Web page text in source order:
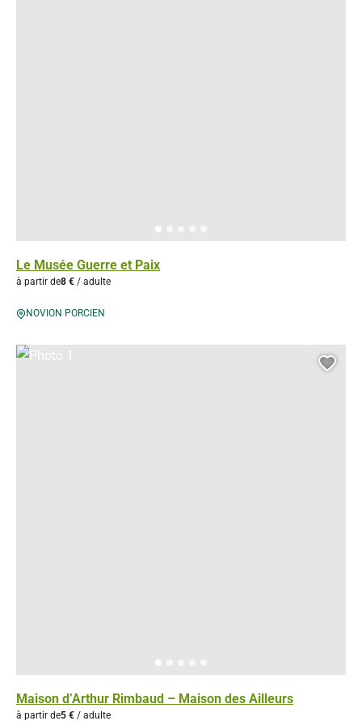
Le Musée Guerre et Paix
à partir de8 € / adulte
NOVION PORCIEN
Maison d’Arthur Rimbaud – Maison des Ailleurs
à partir de5 € / adulte
Photo 1, © Droits libres – Rachel Renard